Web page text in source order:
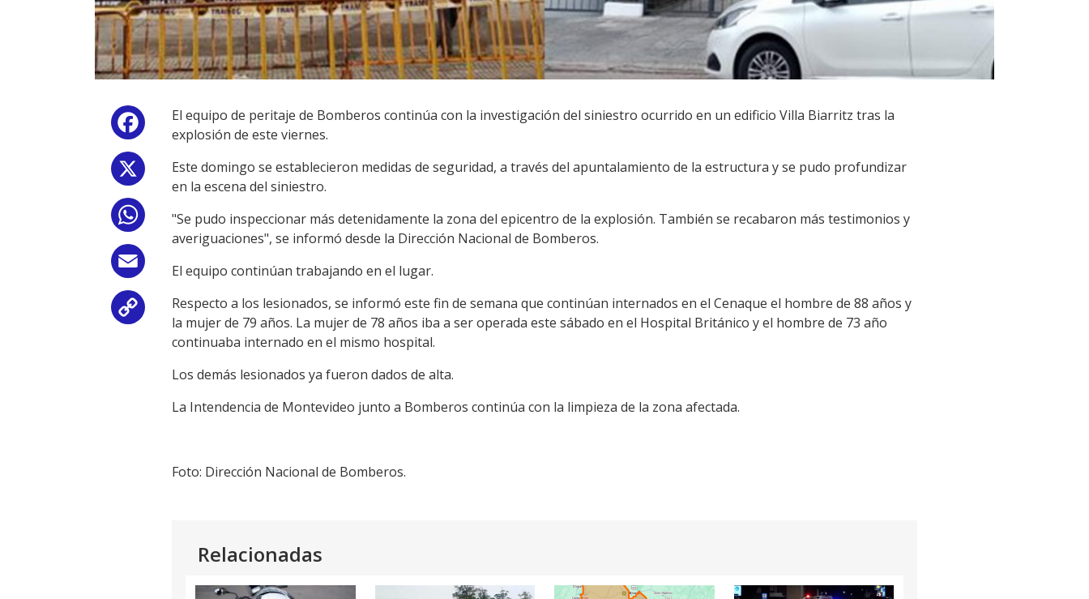
Facebook
WhatsApp
Email
Copy
Link
El equipo de peritaje de Bomberos continúa con la investigación del siniestro ocurrido en un edificio Villa Biarritz tras la
explosión de este viernes.
Este domingo se establecieron medidas de seguridad, a través del apuntalamiento de la estructura y se pudo profundizar
en la escena del siniestro.
"Se pudo inspeccionar más detenidamente la zona del epicentro de la explosión. También se recabaron más testimonios y
averiguaciones", se informó desde la Dirección Nacional de Bomberos.
El equipo continúan trabajando en el lugar.
Respecto a los lesionados, se informó este fin de semana que continúan internados en el Cenaque el hombre de 88 años y
la mujer de 79 años. La mujer de 78 años iba a ser operada este sábado en el Hospital Británico y el hombre de 73 año
continuaba internado en el mismo hospital.
Los demás lesionados ya fueron dados de alta.
La Intendencia de Montevideo junto a Bomberos continúa con la limpieza de la zona afectada.
Foto: Dirección Nacional de Bomberos.
Relacionadas